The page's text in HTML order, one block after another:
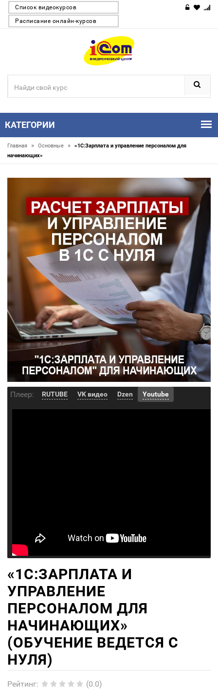
Список видеокурсов
Расписание онлайн-курсов
КАТЕГОРИИ
Главная » Основные »
«1С:Зарплата и управление персоналом для
начинающих»
Плеер: RUTUBE VK видео Dzen Youtube
«1С:ЗАРПЛАТА И
УПРАВЛЕНИЕ
ПЕРСОНАЛОМ ДЛЯ
НАЧИНАЮЩИХ»
(ОБУЧЕНИЕ ВЕДЕТСЯ С
НУЛЯ)
Рейтинг: (0.0)